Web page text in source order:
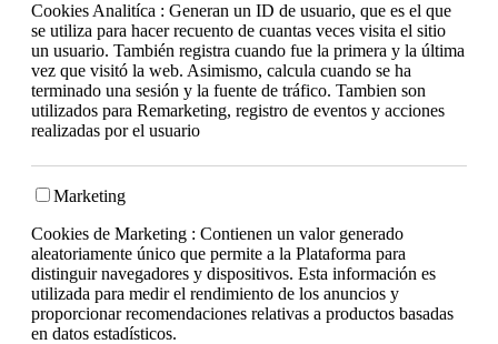
Cookies Analitíca : Generan un ID de usuario, que es el que
se utiliza para hacer recuento de cuantas veces visita el sitio
un usuario. También registra cuando fue la primera y la última
vez que visitó la web. Asimismo, calcula cuando se ha
terminado una sesión y la fuente de tráfico. Tambien son
utilizados para Remarketing, registro de eventos y acciones
realizadas por el usuario
Marketing
Cookies de Marketing : Contienen un valor generado
aleatoriamente único que permite a la Plataforma para
distinguir navegadores y dispositivos. Esta información es
utilizada para medir el rendimiento de los anuncios y
proporcionar recomendaciones relativas a productos basadas
en datos estadísticos.